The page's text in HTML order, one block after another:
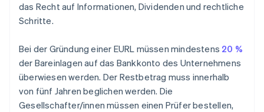
das Recht auf Informationen, Dividenden und rechtliche
Schritte.
Bei der Gründung einer EURL müssen mindestens 20 %
der Bareinlagen auf das Bankkonto des Unternehmens
überwiesen werden. Der Restbetrag muss innerhalb
von fünf Jahren beglichen werden. Die
Gesellschafter/innen müssen einen Prüfer bestellen,